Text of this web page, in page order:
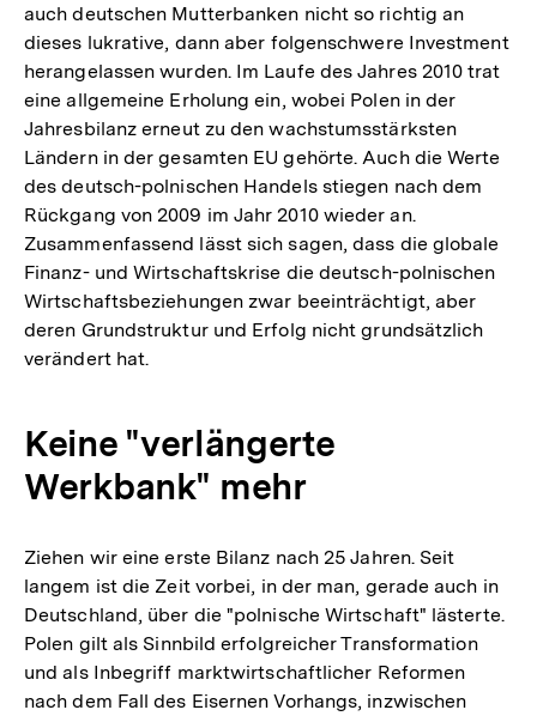
auch deutschen Mutterbanken nicht so richtig an
dieses lukrative, dann aber folgenschwere Investment
herangelassen wurden. Im Laufe des Jahres 2010 trat
eine allgemeine Erholung ein, wobei Polen in der
Jahresbilanz erneut zu den wachstumsstärksten
Ländern in der gesamten EU gehörte. Auch die Werte
des deutsch-polnischen Handels stiegen nach dem
Rückgang von 2009 im Jahr 2010 wieder an.
Zusammenfassend lässt sich sagen, dass die globale
Finanz- und Wirtschaftskrise die deutsch-polnischen
Wirtschaftsbeziehungen zwar beeinträchtigt, aber
deren Grundstruktur und Erfolg nicht grundsätzlich
verändert hat.
Keine "verlängerte
Werkbank" mehr
Ziehen wir eine erste Bilanz nach 25 Jahren. Seit
langem ist die Zeit vorbei, in der man, gerade auch in
Deutschland, über die "polnische Wirtschaft" lästerte.
Polen gilt als Sinnbild erfolgreicher Transformation
und als Inbegriff marktwirtschaftlicher Reformen
nach dem Fall des Eisernen Vorhangs, inzwischen